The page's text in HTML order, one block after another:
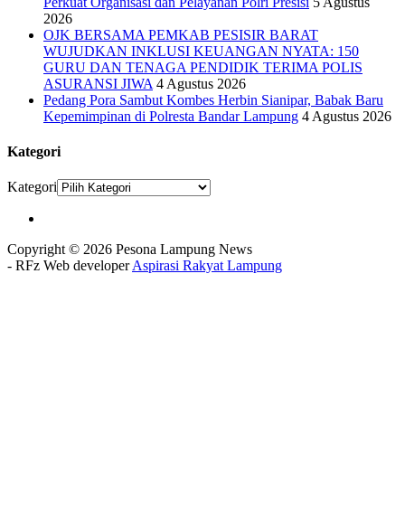
2026
OJK BERSAMA PEMKAB PESISIR BARAT
WUJUDKAN INKLUSI KEUANGAN NYATA: 150
GURU DAN TENAGA PENDIDIK TERIMA POLIS
ASURANSI JIWA 4 Agustus 2026
Pedang Pora Sambut Kombes Herbin Sianipar, Babak Baru
Kepemimpinan di Polresta Bandar Lampung 4 Agustus 2026
Kategori
Kategori
Copyright © 2026 Pesona Lampung News
- RFz Web developerAspirasi Rakyat Lampung